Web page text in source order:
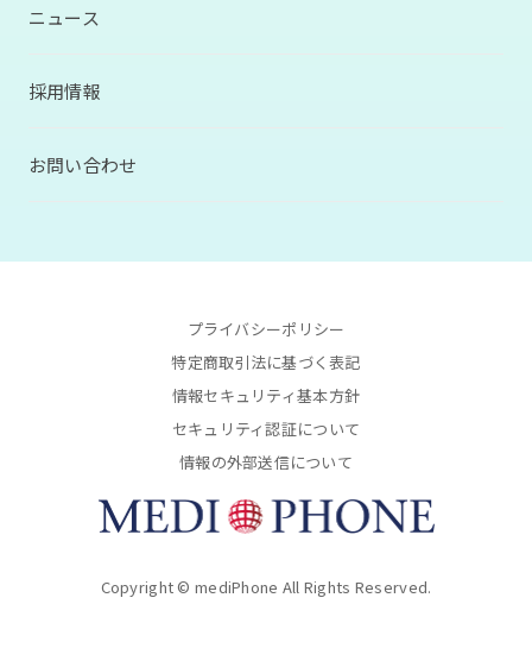
ニュース
採用情報
お問い合わせ
プライバシーポリシー
特定商取引法に基づく表記
情報セキュリティ基本方針
セキュリティ認証について
情報の外部送信について
Copyright © mediPhone All Rights Reserved.